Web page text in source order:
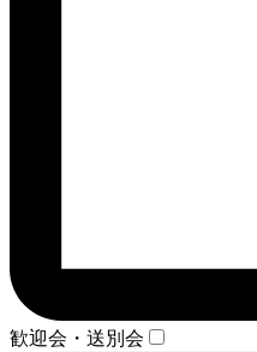
歓迎会・送別会